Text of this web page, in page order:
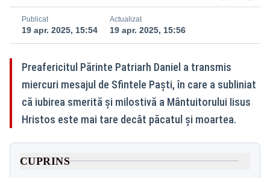
Publicat
19 apr. 2025, 15:54
Actualizat
19 apr. 2025, 15:56
Preafericitul Părinte Patriarh Daniel a transmis
miercuri mesajul de Sfintele Paști, în care a subliniat
că iubirea smerită și milostivă a Mântuitorului Iisus
Hristos este mai tare decât păcatul și moartea.
CUPRINS